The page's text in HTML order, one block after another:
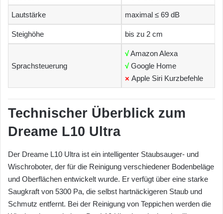
Lautstärke maximal ≤ 69 dB
Steighöhe bis zu 2 cm
Sprachsteuerung
√Amazon Alexa
√Google Home
× Apple Siri Kurzbefehle
Technischer Überblick zum
Dreame L10 Ultra
Der Dreame L10 Ultra ist ein intelligenter Staubsauger- und
Wischroboter, der für die Reinigung verschiedener Bodenbeläge
und Oberflächen entwickelt wurde. Er verfügt über eine starke
Saugkraft von 5300 Pa, die selbst hartnäckigeren Staub und
Schmutz entfernt. Bei der Reinigung von Teppichen werden die